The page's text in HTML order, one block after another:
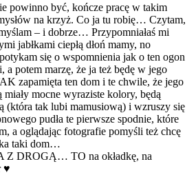
powinno być, kończe pracę w takim
na krzyż. Co ja tu robię… Czytam,
– i dobrze… Przypomniałaś mi
jabłkami ciepłą dłoń mamy, no
się o wspomnienia jak o ten ogon
a potem marzę, że ja też będę w jego
zapamięta ten dom i te chwile, że jego
miały mocne wyraziste kolory, będą
(która tak lubi mamusiową) i wzruszy się
pudła te pierwsze spodnie, które
a oglądając fotografie pomyśli też chcę
taki dom…
Z DROGĄ… TO na okładkę, na
♥